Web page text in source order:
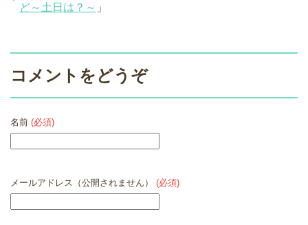
ど～土日は？～ 」
コメントをどうぞ
名前 (必須)
メールアドレス（公開されません） (必須)